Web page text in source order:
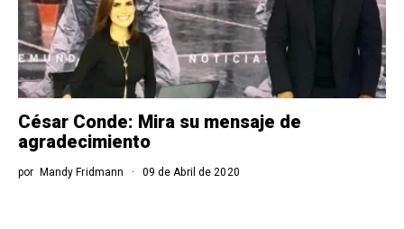
César Conde: Mira su mensaje de
agradecimiento
por Mandy Fridmann 09 de Abril de 2020